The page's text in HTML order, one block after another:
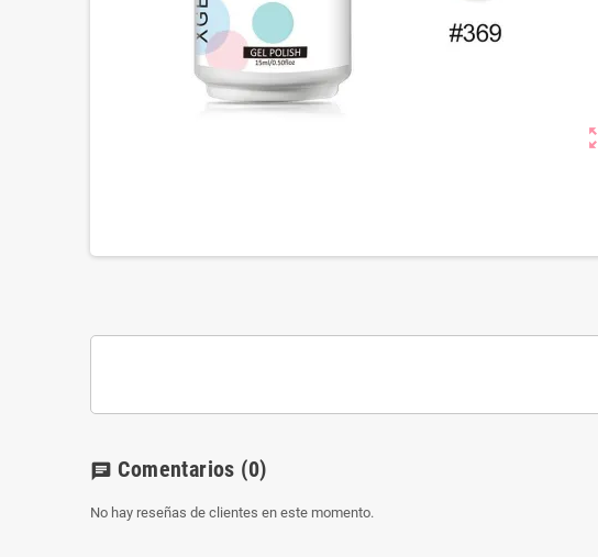
chat Comentarios (0)
No hay reseñas de clientes en este momento.